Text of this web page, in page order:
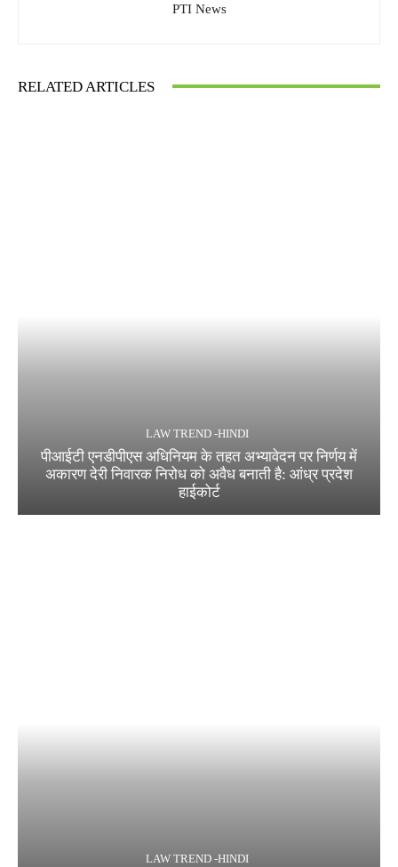
PTI News
RELATED ARTICLES
LAW TREND -HINDI
पीआईटी एनडीपीएस अधिनियम के तहत अभ्यावेदन पर निर्णय में
अकारण देरी निवारक निरोध को अवैध बनाती है: आंध्र प्रदेश
हाईकोर्ट
LAW TREND -HINDI